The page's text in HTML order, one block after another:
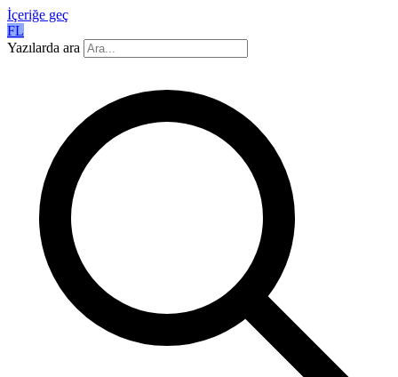
İçeriğe geç
FL
Yazılarda ara